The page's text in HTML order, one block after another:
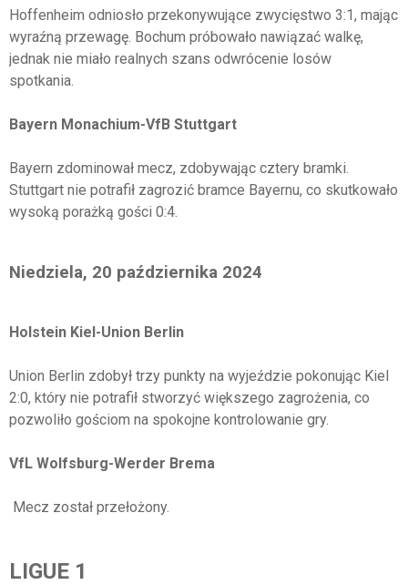
Hoffenheim odniosło przekonywujące zwycięstwo 3:1, mając
wyraźną przewagę. Bochum próbowało nawiązać walkę,
jednak nie miało realnych szans odwrócenie losów
spotkania.
Bayern Monachium-VfB Stuttgart
Bayern zdominował mecz, zdobywając cztery bramki.
Stuttgart nie potrafił zagrozić bramce Bayernu, co skutkowało
wysoką porażką gości 0:4.
Niedziela, 20 października 2024
Holstein Kiel-Union Berlin
Union Berlin zdobył trzy punkty na wyjeździe pokonując Kiel
2:0, który nie potrafił stworzyć większego zagrożenia, co
pozwoliło gościom na spokojne kontrolowanie gry.
VfL Wolfsburg-Werder Brema
Mecz został przełożony.
LIGUE 1